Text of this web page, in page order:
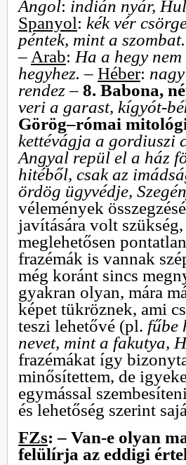
Angol: indián nyár,
Spanyol: kék vér
péntek, mint a szombat.
– Arab: Ha a hegy
hegyhez. – Héber:
rendez– 8. Babona,
veri a garast, kígyót-
Görög–római
kettévágja a gordiuszi
Angyal repül el a ház
hitéből, csak az
ördög ügyvédje,
vélemények
javítására volt
meglehetősen
frazémák is vannak
még koránt sincs
gyakran olyan, mára
képet tükröznek, ami
teszi lehetővé (pl. fűbe
nevet, mint a fakutya,
frazémákat így
minősítettem, de
egymással
és lehetőség szerint
FZs: – Van-e olyan
felülírja az eddigi